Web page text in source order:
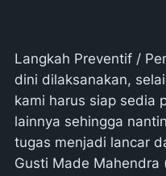
Langkah Preventif /
dini dilaksanakan,
kami harus siap sedia
lainnya sehingga
tugas menjadi lancar
Gusti Made Mahendra